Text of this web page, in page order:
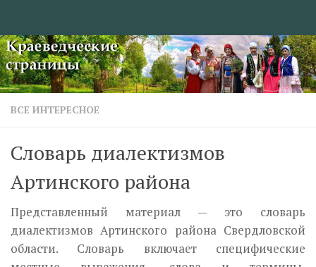
ВСЕ ИНТЕРЕСНОЕ
Словарь диалектизмов
Артинского района
Представленный материал — это словарь
диалектизмов Артинского района Свердловской
области. Словарь включает специфические